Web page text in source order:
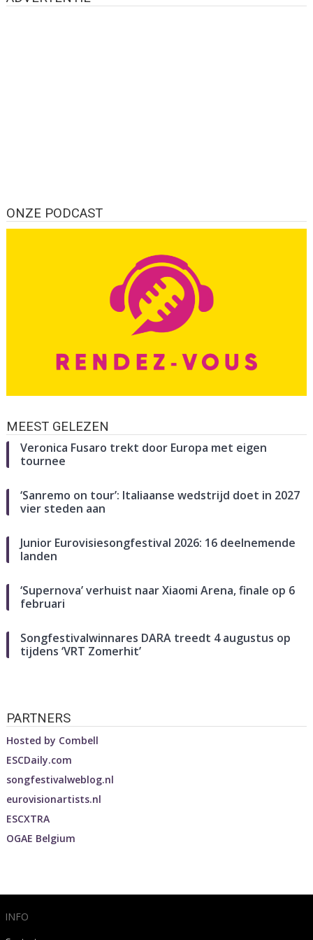
ONZE PODCAST
MEEST GELEZEN
Veronica Fusaro trekt door Europa met eigen
tournee
‘Sanremo on tour’: Italiaanse wedstrijd doet in 2027
vier steden aan
Junior Eurovisiesongfestival 2026: 16 deelnemende
landen
‘Supernova’ verhuist naar Xiaomi Arena, finale op 6
februari
Songfestivalwinnares DARA treedt 4 augustus op
tijdens ‘VRT Zomerhit’
PARTNERS
Hosted by Combell
ESCDaily.com
songfestivalweblog.nl
eurovisionartists.nl
ESCXTRA
OGAE Belgium
INFO